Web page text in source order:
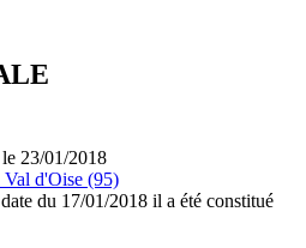
23/01/2018
Val d'Oise (95)
du 17/01/2018 il a été constitué